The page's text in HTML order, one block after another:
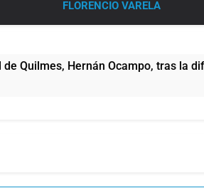
FLORENCIO VARELA
Ocampo, tras la difusión de chats